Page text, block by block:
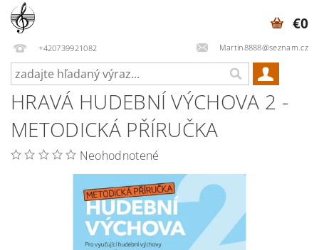
+420739921082 Martin8888@seznam.cz
€0
HRAVÁ HUDEBNÍ VÝCHOVA 2 -
METODICKÁ PŘÍRUČKA
Neohodnotené